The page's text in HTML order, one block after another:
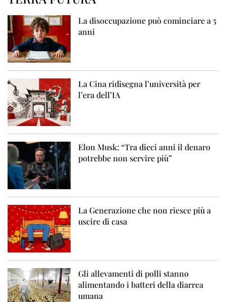
La disoccupazione può cominciare a 5
anni
La Cina ridisegna l’università per
l’era dell’IA
Elon Musk: “Tra dieci anni il denaro
potrebbe non servire più”
La Generazione che non riesce più a
uscire di casa
Gli allevamenti di polli stanno
alimentando i batteri della diarrea
umana